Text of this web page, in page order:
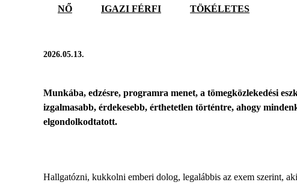
NŐ IGAZI FÉRFI TÖKÉLETES
2026.05.13.
Munkába, edzésre, programra menet, a tömegközlekedési
izgalmasabb, érdekesebb, érthetetlen történtre, ahogy
elgondolkodtatott.
Hallgatózni, kukkolni emberi dolog, legalábbis az exem szerint,